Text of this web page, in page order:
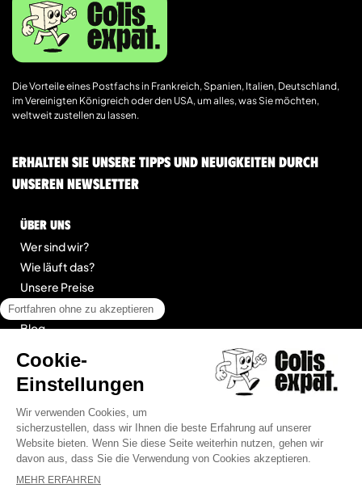
Die Vorteile eines Postfachs in Frankreich, Spanien, Italien, Deutschland,
im Vereinigten Königreich oder den USA, um alles, was Sie möchten,
weltweit zustellen zu lassen.
Erhalten Sie unsere Tipps und Neuigkeiten durch
unseren Newsletter
Über uns
Wer sind wir?
Wie läuft das?
Unsere Preise
Kontakt
Blog
legal
Impressum
Allgemeine Geschäftsbedingungen für Dienstleistungen
Seitenübersicht